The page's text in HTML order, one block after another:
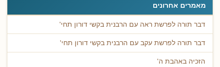
מאמרים אחרונים
דבר תורה לפרשת ראה עם הרבנית בקשי דורון תחי'
דבר תורה לפרשת עקב עם הרבנית בקשי דורון תחי'
הזכיה באהבת ה'